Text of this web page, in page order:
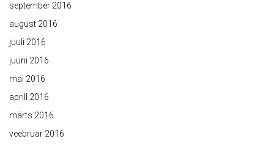
september 2016
august 2016
juuli 2016
juuni 2016
mai 2016
aprill 2016
märts 2016
veebruar 2016